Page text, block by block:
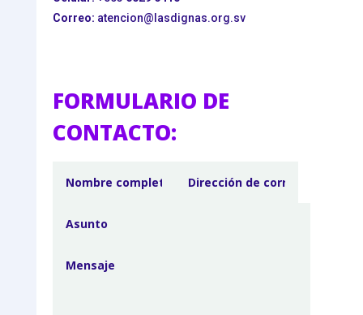
Correo: atencion@lasdignas.org.sv
FORMULARIO DE
CONTACTO: